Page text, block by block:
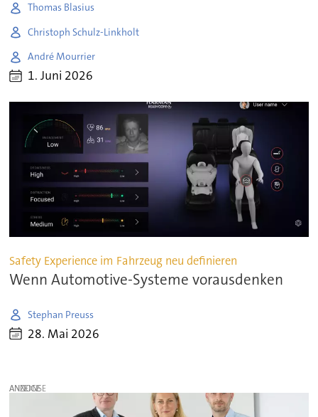
Thomas Blasius
Christoph Schulz-Linkholt
André Mourrier
1. Juni 2026
Safety Experience im Fahrzeug neu definieren
Wenn Automotive-Systeme vorausdenken
Stephan Preuss
28. Mai 2026
ANZEIGE